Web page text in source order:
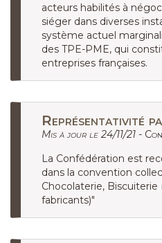
acteurs habilités à
siéger dans diverses
système actuel
des TPE-PME, qui
entreprises françaises.
Représentativité
Mis à jour le 24/11/21 -
La Confédération est
dans la convention
Chocolaterie,
fabricants)"